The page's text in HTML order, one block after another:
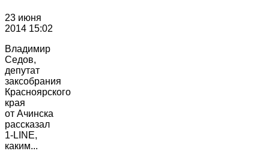
23 июня
2014 15:02
Владимир
Седов,
депутат
заксобрания
Красноярского
края
от Ачинска
рассказал
1-LINE,
каким...